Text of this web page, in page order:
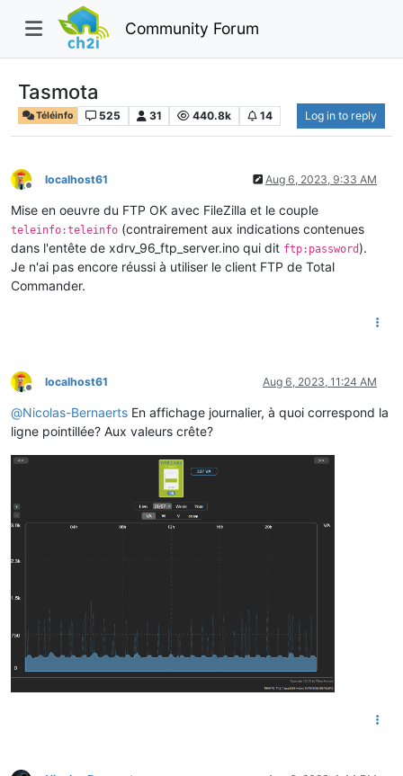
Community Forum
Tasmota
Téléinfo 525 31 440.8k 14 Log in to reply
Offline
localhost61 Aug 6, 2023, 9:33 AM
Mise en oeuvre du FTP OK avec FileZilla et le couple
teleinfo:teleinfo (contrairement aux indications contenues
dans l'entête de xdrv_96_ftp_server.ino qui dit ftp:password).
Je n'ai pas encore réussi à utiliser le client FTP de Total
Commander.
Offline
localhost61 Aug 6, 2023, 11:24 AM
@Nicolas-Bernaerts En affichage journalier, à quoi correspond la
ligne pointillée? Aux valeurs crête?